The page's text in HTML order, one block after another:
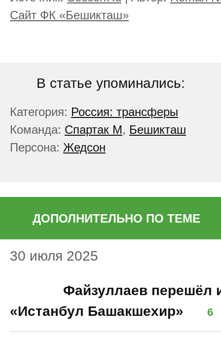
Сайт ФК «Бешикташ»
В статье упоминались:
Категория: Россия: трансферы
Команда: Спартак М, Бешикташ
Персона: Жедсон
ДОПОЛНИТЕЛЬНО ПО ТЕМЕ
30 июля 2025
Файзуллаев перешёл
«Истанбул Башакшехир»
6